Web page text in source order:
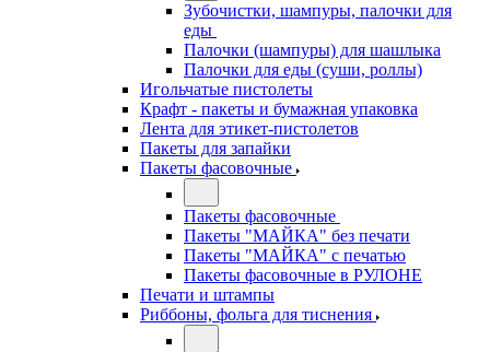
Зубочистки, шампуры, палочки для
еды
Палочки (шампуры) для шашлыка
Палочки для еды (суши, роллы)
Игольчатые пистолеты
Крафт - пакеты и бумажная упаковка
Лента для этикет-пистолетов
Пакеты для запайки
Пакеты фасовочные
Пакеты фасовочные
Пакеты "МАЙКА" без печати
Пакеты "МАЙКА" с печатью
Пакеты фасовочные в РУЛОНЕ
Печати и штампы
Риббоны, фольга для тиснения